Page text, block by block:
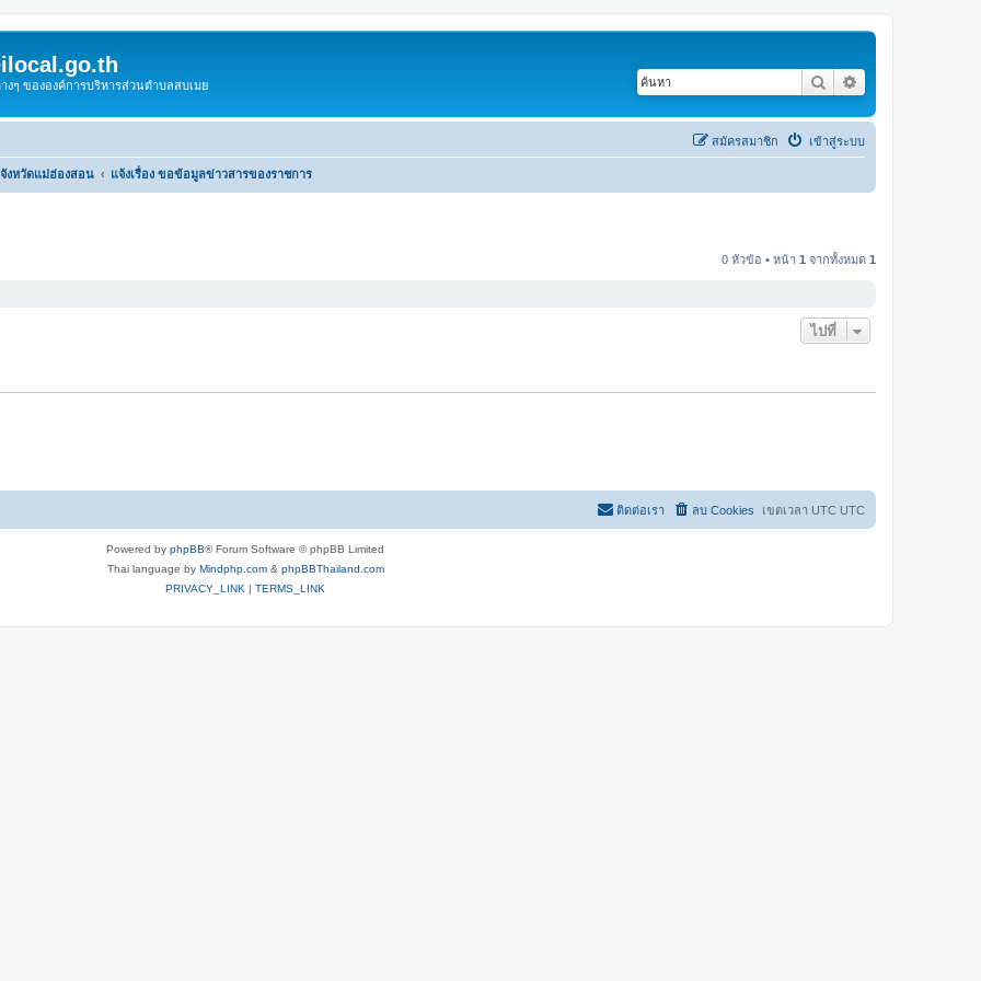
งๆ ขององค์การบริหารส่วนตำบลสบเมย ค้นหา
เข้าสู่ระบบ
สมัครสมาชิก
งหวัดแม่ฮ่องสอน แจ้งเรื่อง ขอข้อมูลข่าวสารของราชการ
0 หัวข้อ • หน้า 1 จากทั้งหมด 1
ไปที่
เขตเวลา UTC UTC
ลบ Cookies
ติดต่อเรา
Powered by phpBB® Forum Software © phpBB Limited
Thai language by Mindphp.com& phpBBThailand.com
PRIVACY_LINK | TERMS_LINK